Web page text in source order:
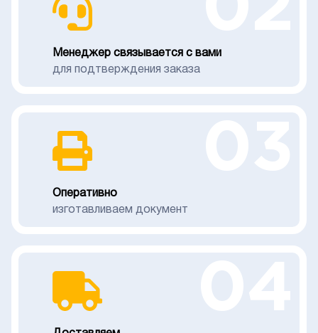
Менеджер связывается с вами
для подтверждения заказа
Оперативно
изготавливаем документ